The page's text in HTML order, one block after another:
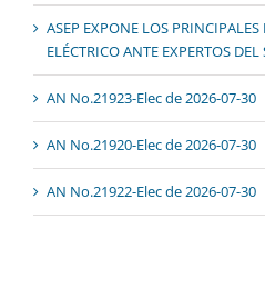
ASEP EXPONE LOS
ELÉCTRICO ANTE EXPERTOS DEL
AN No.21923-Elec de 2026-07-30
AN No.21920-Elec de 2026-07-30
AN No.21922-Elec de 2026-07-30